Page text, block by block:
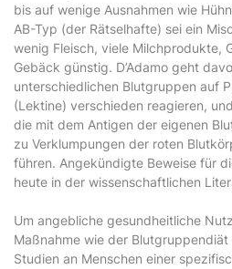
bis auf wenige Ausnahmen wie
AB-Typ (der Rätselhafte) sei ein
wenig Fleisch, viele Milchprodukte,
Gebäck günstig. D’Adamo geht
unterschiedlichen Blutgruppen auf
(Lektine) verschieden reagieren,
die mit dem Antigen der eigenen
zu Verklumpungen der roten
führen. Angekündigte Beweise für
heute in der wissenschaftlichen
Um angebliche gesundheitliche
Maßnahme wie der
Studien an Menschen einer